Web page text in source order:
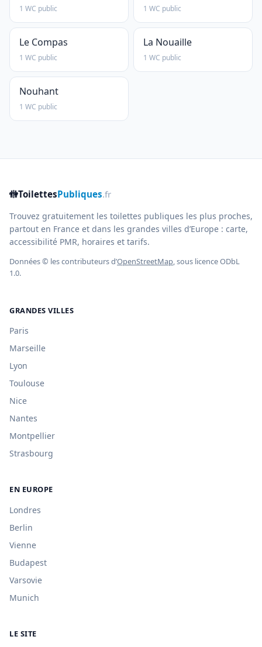
1 WC public 1 WC public
Le Compas
1 WC public
La Nouaille
1 WC public
Nouhant
1 WC public
🚻ToilettesPubliques.fr
Trouvez gratuitement les toilettes publiques les plus proches,
partout en France et dans les grandes villes d’Europe : carte,
accessibilité PMR, horaires et tarifs.
Données © les contributeurs d’OpenStreetMap, sous licence ODbL
1.0.
GRANDES VILLES
Paris
Marseille
Lyon
Toulouse
Nice
Nantes
Montpellier
Strasbourg
EN EUROPE
Londres
Berlin
Vienne
Budapest
Varsovie
Munich
LE SITE